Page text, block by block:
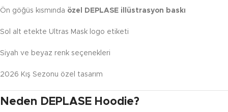
Ön göğüs kısmında özel DEPLASE illüstrasyon baskı
Sol alt etekte Ultras Mask logo etiketi
Siyah ve beyaz renk seçenekleri
2026 Kış Sezonu özel tasarım
Neden DEPLASE Hoodie?